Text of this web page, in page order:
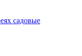
садовые